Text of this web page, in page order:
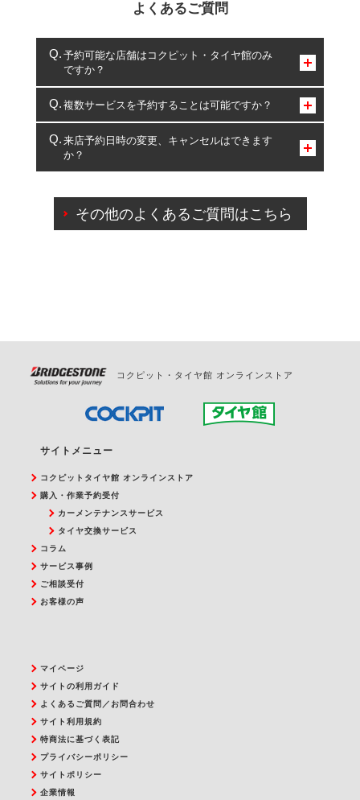
よくあるご質問
予約可能な店舗はコクピット・タイヤ館のみ
ですか？
コクピット・タイヤ館のみとなります。
複数サービスを予約することは可能ですか？
複数サービスのご予約は可能です。
一部の商品・サービスの組み合わせに限り、同時にご予約が
出来ないものもございます。
来店予約日時の変更、キャンセルはできます
か？
ご来店予約日の3営業日前を過ぎている場合のご予約
の日時変更につきましては、直接ご予約の店舗まで
その他のよくあるご質問はこちら
コクピット・タイヤ館 オンラインストア
サイトメニュー
コクピットタイヤ館 オンラインストア
購入・作業予約受付
カーメンテナンスサービス
タイヤ交換サービス
コラム
サービス事例
ご相談受付
お客様の声
マイページ
サイトの利用ガイド
よくあるご質問／お問合わせ
サイト利用規約
特商法に基づく表記
プライバシーポリシー
サイトポリシー
企業情報